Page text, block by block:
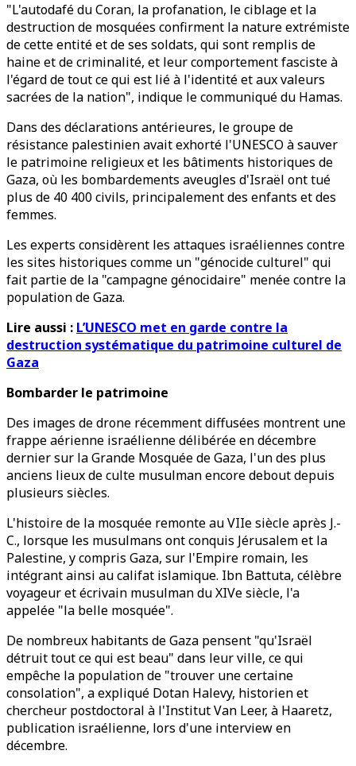
"L'autodafé du Coran, la profanation, le ciblage et la
destruction de mosquées confirment la nature extrémiste
de cette entité et de ses soldats, qui sont remplis de
haine et de criminalité, et leur comportement fasciste à
l'égard de tout ce qui est lié à l'identité et aux valeurs
sacrées de la nation", indique le communiqué du Hamas.
Dans des déclarations antérieures, le groupe de
résistance palestinien avait exhorté l'UNESCO à sauver
le patrimoine religieux et les bâtiments historiques de
Gaza, où les bombardements aveugles d'Israël ont tué
plus de 40 400 civils, principalement des enfants et des
femmes.
Les experts considèrent les attaques israéliennes contre
les sites historiques comme un "génocide culturel" qui
fait partie de la "campagne génocidaire" menée contre la
population de Gaza.
Lire aussi : L’UNESCO met en garde contre la
destruction systématique du patrimoine culturel de
Gaza
Bombarder le patrimoine
Des images de drone récemment diffusées montrent une
frappe aérienne israélienne délibérée en décembre
dernier sur la Grande Mosquée de Gaza, l'un des plus
anciens lieux de culte musulman encore debout depuis
plusieurs siècles.
L'histoire de la mosquée remonte au VIIe siècle après J.-
C., lorsque les musulmans ont conquis Jérusalem et la
Palestine, y compris Gaza, sur l'Empire romain, les
intégrant ainsi au califat islamique. Ibn Battuta, célèbre
voyageur et écrivain musulman du XIVe siècle, l'a
appelée "la belle mosquée".
De nombreux habitants de Gaza pensent "qu'Israël
détruit tout ce qui est beau" dans leur ville, ce qui
empêche la population de "trouver une certaine
consolation", a expliqué Dotan Halevy, historien et
chercheur postdoctoral à l'Institut Van Leer, à Haaretz,
publication israélienne, lors d'une interview en
décembre.